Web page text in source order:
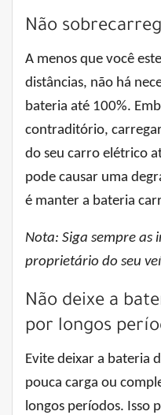
Não
A menos que você
distâncias, não há
bateria até 100%.
contraditório,
do seu carro elétrico
pode causar uma
é manter a bateria
Nota: Siga sempre as
proprietário do seu
Não deixe a
por longos
Evite deixar a bateria
pouca carga ou
longos períodos. Isso